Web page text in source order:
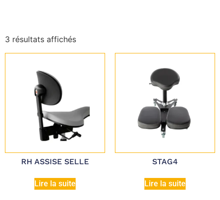
3 résultats affichés
RH ASSISE SELLE
Lire la suite
STAG4
Lire la suite